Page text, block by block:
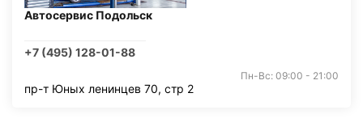
Автосервис Подольск
+7 (495) 128-01-88
Пн-Вс: 09:00 - 21:00
пр-т Юных ленинцев 70, стр 2